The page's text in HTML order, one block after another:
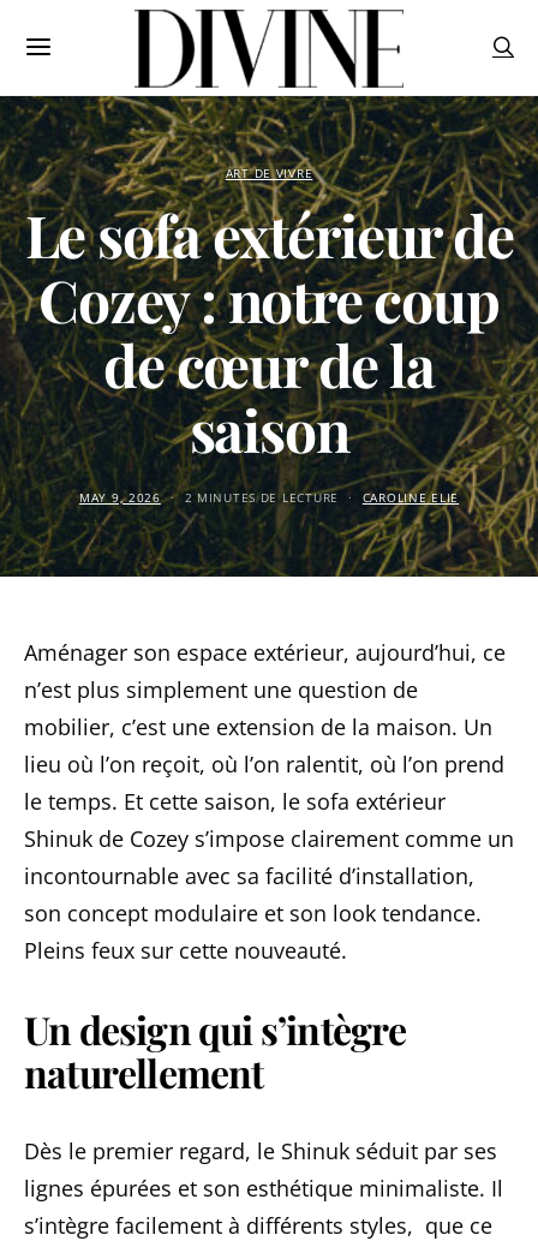
ART DE VIVRE
Le sofa extérieur de
Cozey : notre coup
de cœur de la
saison
MAY 9, 2026 2 MINUTES DE LECTURE CAROLINE ELIE
Aménager son espace extérieur, aujourd’hui, ce
n’est plus simplement une question de
mobilier, c’est une extension de la maison. Un
lieu où l’on reçoit, où l’on ralentit, où l’on prend
le temps. Et cette saison, le sofa extérieur
Shinuk de Cozey s’impose clairement comme un
incontournable avec sa facilité d’installation,
son concept modulaire et son look tendance.
Pleins feux sur cette nouveauté.
Un design qui s’intègre
naturellement
Dès le premier regard, le Shinuk séduit par ses
lignes épurées et son esthétique minimaliste. Il
s’intègre facilement à différents styles, que ce